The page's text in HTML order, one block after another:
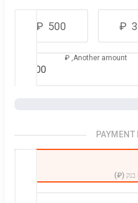
₽
500
₽
Another amount,
₽
בנק (₽)